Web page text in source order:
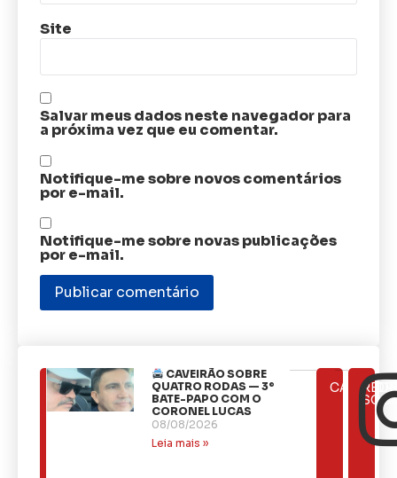
Site
Salvar meus dados neste navegador para
a próxima vez que eu comentar.
Notifique-me sobre novos comentários
por e-mail.
Notifique-me sobre novas publicações
por e-mail.
ÚLTIMAS
NOTÍCIAS
CAVEIRÃO SOBRE
QUATRO RODAS — 3º
BATE-PAPO COM O
CORONEL LUCAS
08/08/2026
Leia mais »